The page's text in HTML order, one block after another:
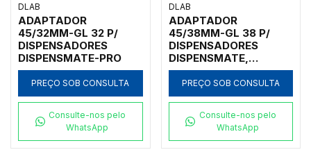
DLAB
ADAPTADOR
45/32MM-GL 32 P/
DISPENSADORES
DISPENSMATE-PRO
PREÇO SOB CONSULTA
Consulte-nos pelo
WhatsApp
DLAB
ADAPTADOR
45/38MM-GL 38 P/
DISPENSADORES
DISPENSMATE,
DISPENSMATE-PRO,
DFLOW E DTRITE
PREÇO SOB CONSULTA
Consulte-nos pelo
WhatsApp